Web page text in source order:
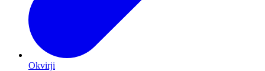
Okvirji